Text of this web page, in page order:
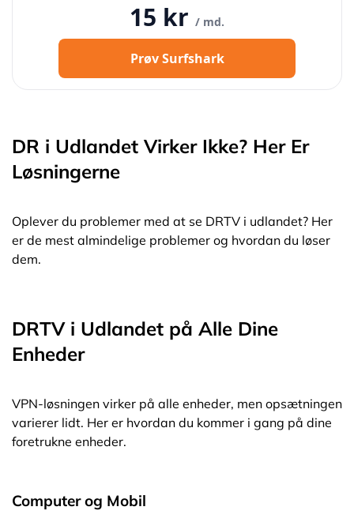
15 kr / md.
Prøv Surfshark
DR i Udlandet Virker Ikke? Her Er
Løsningerne
Oplever du problemer med at se DRTV i udlandet? Her
er de mest almindelige problemer og hvordan du løser
dem.
DRTV i Udlandet på Alle Dine
Enheder
VPN-løsningen virker på alle enheder, men opsætningen
varierer lidt. Her er hvordan du kommer i gang på dine
foretrukne enheder.
Computer og Mobil